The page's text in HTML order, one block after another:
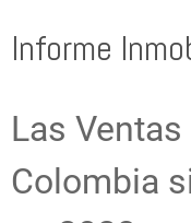
Informe
Las
Colombia